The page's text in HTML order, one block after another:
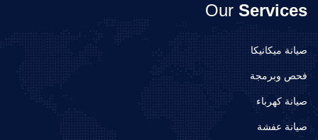
Our Services
صيانة ميكانيكا
فحص وبرمجة
صيانة كهرباء
صيانة عفشة